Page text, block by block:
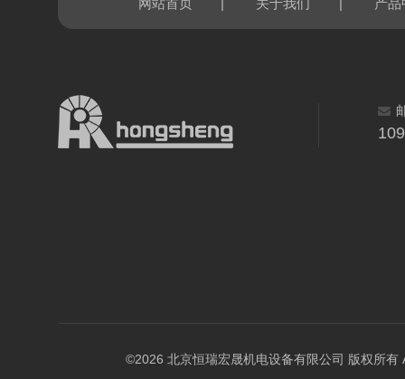
网站首页 | 关于我们 | 产品
©2026 北京恒瑞宏晟机电设备有限公司 版权所有